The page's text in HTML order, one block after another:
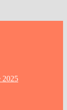
2025